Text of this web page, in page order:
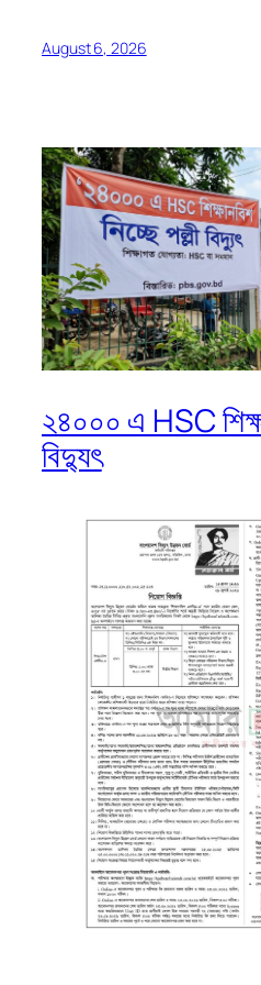
August 6, 2026
২৪০০০ এ HSC
বিদ্যুৎ